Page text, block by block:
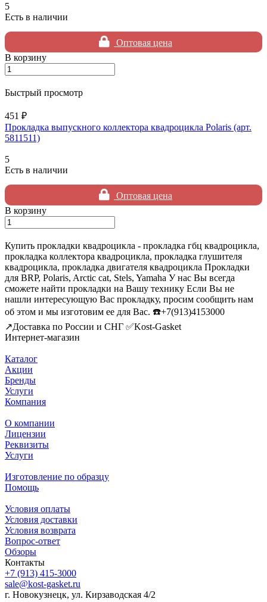
5
Есть в наличии
Оптовая цена
В корзину
Быстрый просмотр
451 ₽
Прокладка выпускного коллектора квадроцикла Polaris (арт.
5811511)
5
Есть в наличии
Оптовая цена
В корзину
Купить прокладки квадроцикла - прокладка гбц квадроцикла,
прокладка коллектора квадроцикла, прокладка глушителя
квадроцикла, прокладка двигателя квадроцикла Прокладки
для BRP, Polaris, Arctic cat, Stels, Yamaha У нас Вы всегда
сможете найти прокладки на Вашу технику Если Вы не
нашли интересующую Вас прокладку, просим сообщить нам
об этом и мы изготовим ее для Вас. ☎️+7(913)4153000
↗️Доставка по России и СНГ ✅Kost-Gasket
Интернет-магазин
Каталог
Акции
Бренды
Услуги
Компания
О компании
Лицензии
Реквизиты
Услуги
Изготовление по образцу
Помощь
Условия оплаты
Условия доставки
Условия возврата
Вопрос-ответ
Обзоры
Контакты
+7 (913) 415-3000
sale@kost-gasket.ru
г. Новокузнецк, ул. Кирзаводская 4/2